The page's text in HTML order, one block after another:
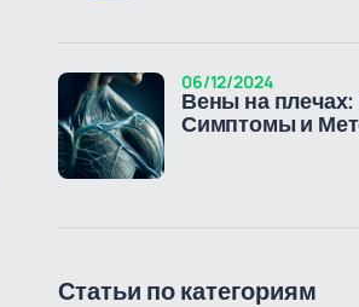
Вены на
Симптомы и
06/12/2024
Статьи по категориям